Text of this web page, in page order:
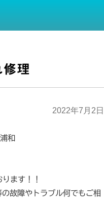
修理
2022年7月2日
和
ます！！
障やトラブル何でもご相